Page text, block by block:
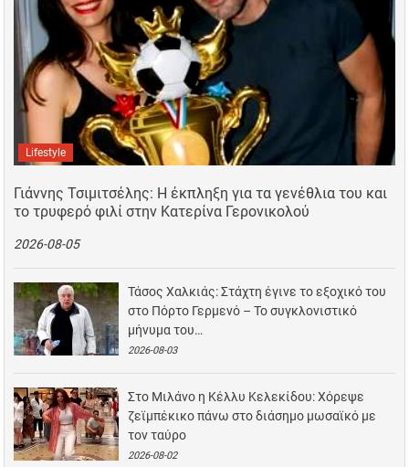
Lifestyle
Γιάννης Τσιμιτσέλης: Η έκπληξη για τα γενέθλια του και
το τρυφερό φιλί στην Κατερίνα Γερονικολού
2026-08-05
Τάσος Χαλκιάς: Στάχτη έγινε το εξοχικό του
στο Πόρτο Γερμενό – Το συγκλονιστικό
μήνυμα του…
2026-08-03
Στο Μιλάνο η Κέλλυ Κελεκίδου: Χόρεψε
ζεϊμπέκικο πάνω στο διάσημο μωσαϊκό με
τον ταύρο
2026-08-02